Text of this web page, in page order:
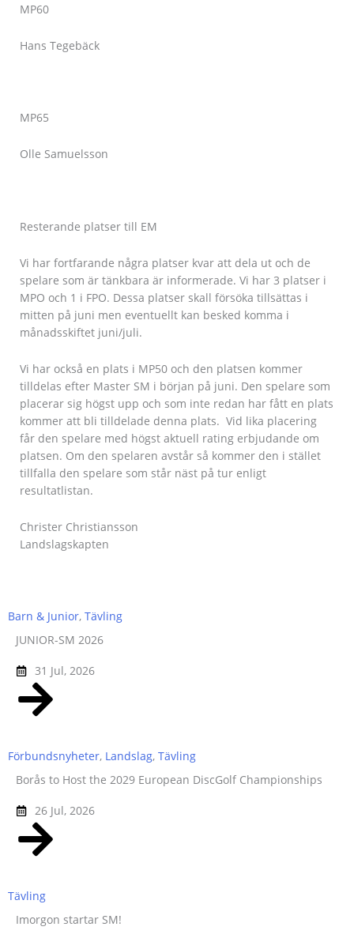
MP60
Hans Tegebäck
MP65
Olle Samuelsson
Resterande platser till EM
Vi har fortfarande några platser kvar att dela ut och de
spelare som är tänkbara är informerade. Vi har 3 platser i
MPO och 1 i FPO. Dessa platser skall försöka tillsättas i
mitten på juni men eventuellt kan besked komma i
månadsskiftet juni/juli.
Vi har också en plats i MP50 och den platsen kommer
tilldelas efter Master SM i början på juni. Den spelare som
placerar sig högst upp och som inte redan har fått en plats
kommer att bli tilldelade denna plats. Vid lika placering
får den spelare med högst aktuell rating erbjudande om
platsen. Om den spelaren avstår så kommer den i stället
tillfalla den spelare som står näst på tur enligt
resultatlistan.
Christer Christiansson
Landslagskapten
Barn & Junior, Tävling
JUNIOR-SM 2026
31 Jul, 2026
Förbundsnyheter, Landslag, Tävling
Borås to Host the 2029 European DiscGolf Championships
26 Jul, 2026
Tävling
Imorgon startar SM!